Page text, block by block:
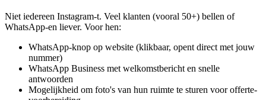
Niet iedereen Instagram-t. Veel klanten (vooral 50+) bellen of
WhatsApp-en liever. Voor hen:
WhatsApp-knop op website (klikbaar, opent direct met jouw
nummer)
WhatsApp Business met welkomstbericht en snelle
antwoorden
Mogelijkheid om foto's van hun ruimte te sturen voor offerte-